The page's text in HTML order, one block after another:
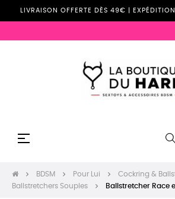
LIVRAISON OFFERTE DÈS 49€ |
Basculer
☰
BDSM Pour Lui
Cockring &
Ballstretchers Souples
Ballstretcher Race